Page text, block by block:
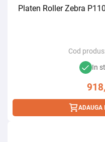
Platen Roller Zebra
Cod
In
ADAUGA